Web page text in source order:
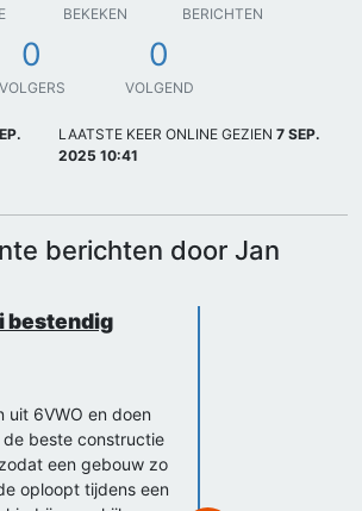
BEKEKEN BERICHTEN
0
VOLGERS
0
VOLGEND
LAATSTE KEER ONLINE GEZIEN 7 SEP.
2025 10:41
berichten door Jan
bestendig
uit 6VWO en doen
de beste constructie
een gebouw zo
oploopt tijdens een